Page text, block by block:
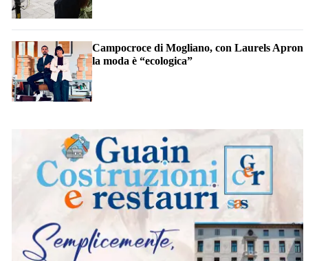
Campocroce di Mogliano, con Laurels Apron
la moda è “ecologica”